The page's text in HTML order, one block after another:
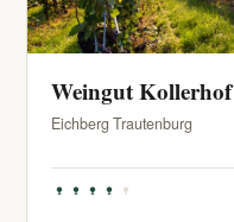
Weingut Kollerhof
Eichberg Trautenburg